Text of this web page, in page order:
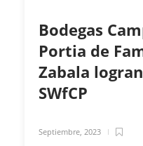
Bodegas
Portia de
Zabala
SWfCP
Septiembre, 2023